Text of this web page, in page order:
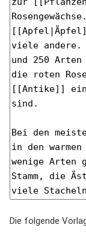
Die folgende